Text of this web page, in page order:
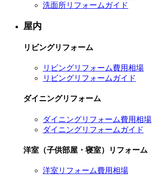
洗面所リフォームガイド
屋内
リビングリフォーム
リビングリフォーム費用相場
リビングリフォームガイド
ダイニングリフォーム
ダイニングリフォーム費用相場
ダイニングリフォームガイド
洋室（子供部屋・寝室）リフォーム
洋室リフォーム費用相場